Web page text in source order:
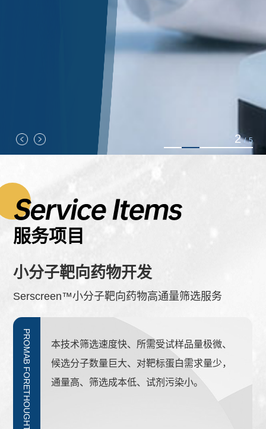
2 / 5
服务项目
PROMAB FORETHOUGHT
烈冰普迈福单细胞测序平台，同时拥有行业
认可的10x Genomics单细胞平台，以及拥
有单细胞UMI技术和单细胞蛋白质组测序专
小分子靶向药物开发
Serscreen™小分子靶向药物高通量筛选服务
PROMAB FORETHOUGHT
本技术筛选速度快、所需受试样品量极微、
候选分子数量巨大、对靶标蛋白需求量少，
通量高、筛选成本低、试剂污染小。
PROMAB FORETHOUGHT
SersFISH™技术平台 将HRMS和SERS联
用，利用纳米探针从组合化学分子库、天然
药物分子库、混合抗体库等各种分子库，以
及各种混合物溶液中垂钓筛选出作用于靶蛋
PROMAB FORETHOUGHT
人源化抗体虽然通过基因改造，使鼠源抗体
的大部分变成人源序列，并且有着与人抗类
似的结构，但无法完全避免HAMA反应。
PROMAB FORETHOUGHT
抗体独特的生物学活性使其在疾病的诊断、
免疫防治及基础研究中发挥作重要作用。普
迈福提供包括抗原制备、多克隆抗体制备、
单克隆抗体制备以及抗独特型抗体的开发服
PROMAB FORETHOUGHT
基于Thermo Fisher的Expi293和
FreeStyle™MAX CHO 表达系统，构建高通
量的瞬时/稳定转染表达技术平台，可在哺乳
动物细胞中实现快速且超高产量的抗体及其
PROMAB FORETHOUGHT
普迈福能够提供目的蛋白（包括抗体）纯化
服务，平台有ÄKTA™ purifier 10和ÄKTA™
purifier 100层析系统，多种型号的层析柱，
PROMAB FORETHOUGHT
烈冰普迈福单细胞测序平台，同时拥有行业
认可的10x Genomics单细胞平台，以及拥
有单细胞UMI技术和单细胞蛋白质组测序专
PROMAB FORETHOUGHT
本技术筛选速度快、所需受试样品量极微、
候选分子数量巨大、对靶标蛋白需求量少，
通量高、筛选成本低、试剂污染小。